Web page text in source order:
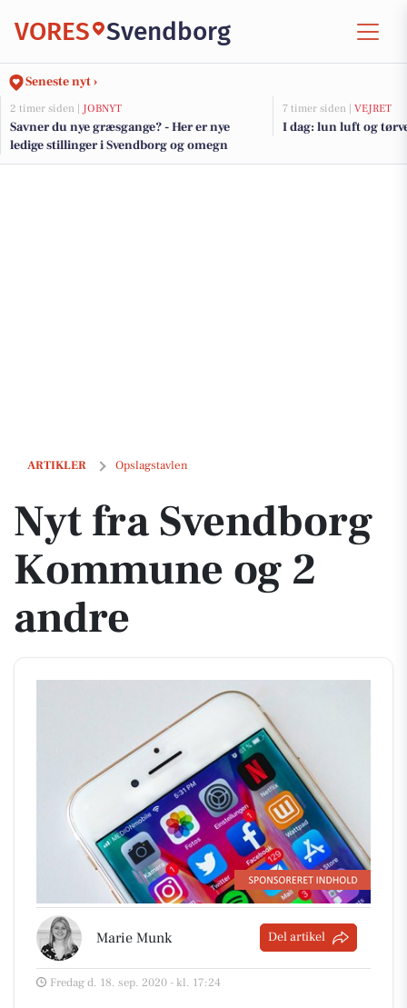
VORES Svendborg
Seneste nyt ›
2 timer siden | JOBNYT
Savner du nye græsgange? - Her er nye
ledige stillinger i Svendborg og omegn
7 timer siden | VEJRET
I dag: lun luft og
ARTIKLER Opslagstavlen
Nyt fra Svendborg Kommune og 2 andre
Nyt fra Svendborg
Kommune og 2
andre
Marie Munk Del artikel
Fredag d. 18. sep. 2020 - kl. 17:24